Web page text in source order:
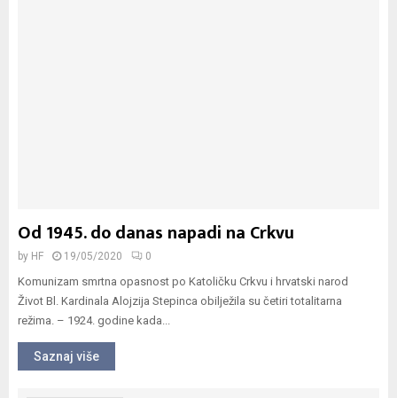
Od 1945. do danas napadi na Crkvu
by HF 19/05/2020 0
Komunizam smrtna opasnost po Katoličku Crkvu i hrvatski narod
Život Bl. Kardinala Alojzija Stepinca obilježila su četiri totalitarna
režima. – 1924. godine kada...
Saznaj više